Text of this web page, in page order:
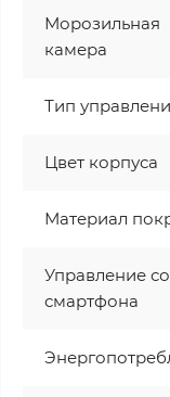
Морозильная
камера
Тип
Цвет корпуса
Материал
Управление со
смартфона